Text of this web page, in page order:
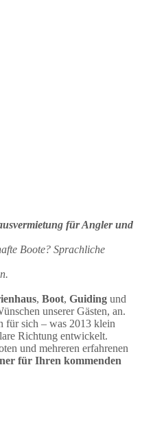
für Angler und
Boote? Sprachliche
, Boot, Guiding und
unserer Gästen, an.
für sich – was 2013 klein
Richtung entwickelt.
und mehreren erfahrenen
für Ihren kommenden